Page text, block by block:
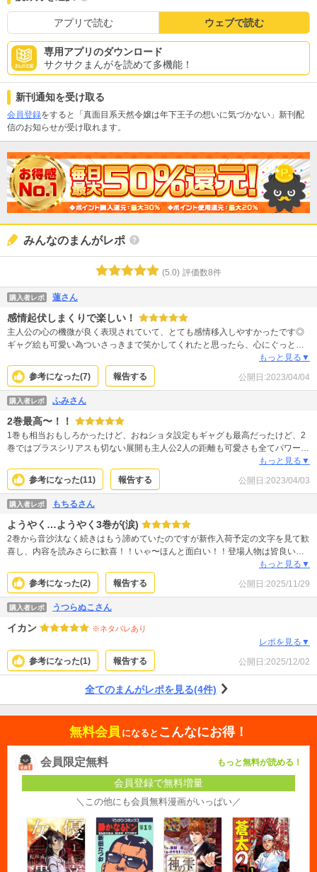
アプリで読む ウェブで読む
専用アプリのダウンロード
サクサクまんがを読めて多機能！
新刊通知を受け取る
会員登録をすると「真面目系天然令嬢は年下王子の想いに気づかない」新刊配
信のお知らせが受け取れます。
みんなのまんがレポ
(5.0) 評価数8件
購入者レポ 蓮さん
感情起伏しまくりで楽しい！
主人公の心の機微が良く表現されていて、とても感情移入しやすかったです◎
ギャグ絵も可愛い為ついさっきまで笑かしてくれたと思ったら、心にぐっと刺
さるシリアス展開となり、、、感情の振れ幅が大きく私的にものすっごい好み
の作風の作家さんです！ 3巻からのどんでん返し期待してます！
もっと見る▼
参考になった(7) 報告する 公開日:2023/04/04
購入者レポ ふみさん
2巻最高〜！！
1巻も相当おもしろかったけど、おねショタ設定もギャグも最高だったけど、2
巻ではプラスシリアスも切ない展開も主人公2人の距離も可愛さも全てパワーア
ップしてて、ネタバレ避けて一言で言うともう本当この作品好きや〜w殿下の
成長と共におねショタ要素が薄れていくのは寂しいけど、それゆえの尊さ！最
高！そしてこれからの主人公2人の関係性の変化も楽しみ〜。萌えはもちろんス
トーリーもしっかり読ませてくれるのでそちらの展開もワクワクです〜
もっと見る▼
参考になった(11) 報告する 公開日:2023/04/03
購入者レポ もちるさん
ようやく…ようやく3巻が(涙)
2巻から音沙汰なく続きはもう諦めていたのですが新作入荷予定の文字を見て歓
喜し、内容を読みさらに歓喜！！いゃ〜ほんと面白い！！登場人物は皆良いキ
ャラしてるし、作者様のノリも大好きだし、特に全力で空回ってる残念お兄ち
ゃんが愛おしくて堪りません♡お兄ちゃんの春はいつ来るのか！？来ないの
か…笑笑 主人公のふたりは…ラズリス早く成長しておねショタ逆転してガーネ
ット溺愛してやれ！！と言う気持ちと、壁となり両片想いのもどかしいふたり
を永遠に見ていたいと言う気持ちがぶつかりせめぎ合っていて情緒がおかしく
なりつつあります。ゆっくりでもいいので最後まで見届けたいのでとりあえず
もっと見る▼
参考になった(2) 報告する 公開日:2025/11/29
購入者レポ うつらぬこさん
イカン ※ネタバレあり
レポを見る▼
参考になった(1) 報告する 公開日:2025/12/02
全てのまんがレポを見る(4件)
無料会員 になると こんなにお得！
会員限定無料 もっと無料が読める！
会員登録で無料増量
＼この他にも会員無料漫画がいっぱい／